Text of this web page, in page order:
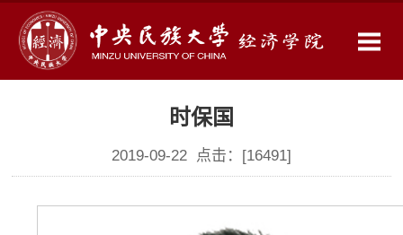
时保国
2019-09-22 点击：[16491]